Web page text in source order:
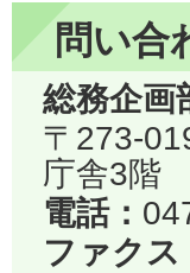
問い合
総務企
〒273-
庁舎3階
電話：
ファクス